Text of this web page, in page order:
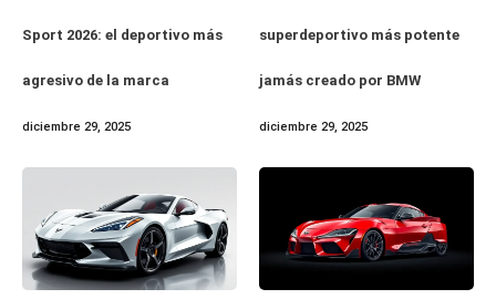
Sport 2026: el deportivo más
agresivo de la marca
diciembre 29, 2025
superdeportivo más potente
jamás creado por BMW
diciembre 29, 2025